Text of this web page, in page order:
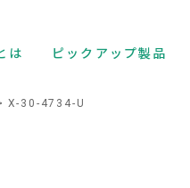
は ピックアップ製品
X-30-4734-U